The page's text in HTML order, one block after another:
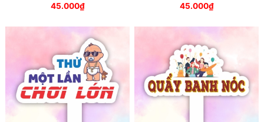
45.000₫ 45.000₫